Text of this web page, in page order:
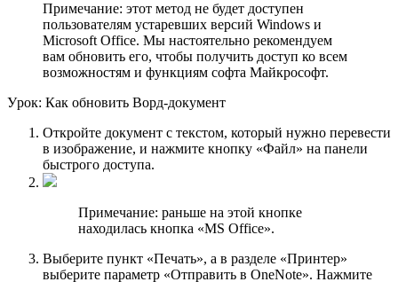
Примечание: этот метод не будет доступен
пользователям устаревших версий Windows и
Microsoft Office. Мы настоятельно рекомендуем
вам обновить его, чтобы получить доступ ко всем
возможностям и функциям софта Майкрософт.
Уpок: Как обновить Ворд-документ
Откройте документ с текстом, который нужно перевести
в изображение, и нажмите кнопку «Файл» на панели
быстрого доступа.
Примечание: раньше на этой кнопке
находилась кнопка «MS Office».
Выберите пункт «Печать», а в разделе «Принтер»
выберите параметр «Отправить в OneNote». Нажмите